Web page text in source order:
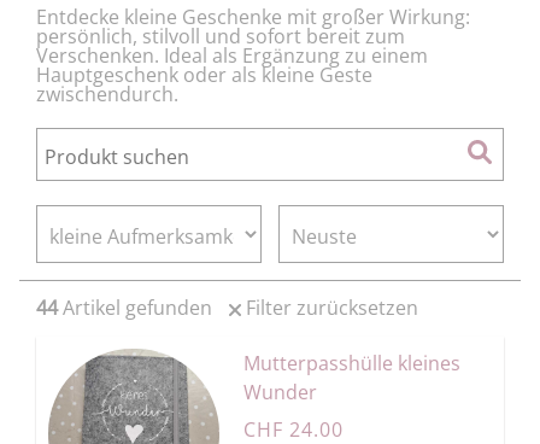
Entdecke kleine Geschenke mit großer Wirkung:
persönlich, stilvoll und sofort bereit zum
Verschenken. Ideal als Ergänzung zu einem
Hauptgeschenk oder als kleine Geste
zwischendurch.
44Artikel gefunden Filter zurücksetzen
Mutterpasshülle kleines
Wunder
CHF 24.00